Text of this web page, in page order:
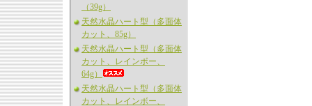
（39g）
天然水晶ハート型（多面体
カット、85g）
天然水晶ハート型（多面体
カット、レインボー、
64g）
天然水晶ハート型（多面体
カット、レインボー、